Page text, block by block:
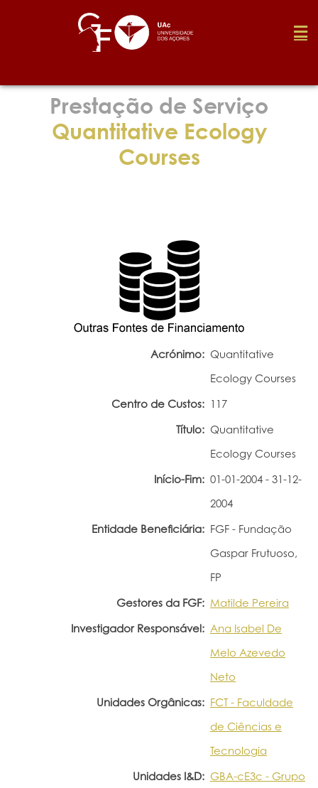
Fundação
Prestação de Serviço
Quantitative Ecology
Courses
Acrónimo: Quantitative
Ecology Courses
Centro de Custos: 117
Título: Quantitative
Ecology Courses
Início-Fim: 01-01-2004 - 31-12-
2004
Entidade Beneficiária: FGF - Fundação
Gaspar Frutuoso,
FP
Gestores da FGF: Matilde Pereira
Investigador Responsável: Ana Isabel De
Melo Azevedo
Neto
Unidades Orgânicas: FCT - Faculdade
de Ciências e
Tecnologia
Unidades I&D: GBA-cE3c - Grupo